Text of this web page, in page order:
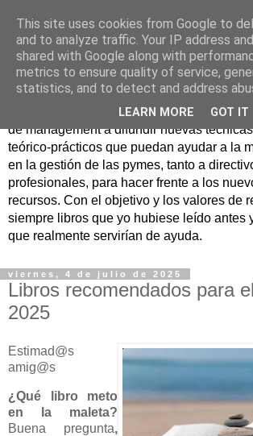
Nuevo Viernes -
Libro
Nace con la misión de ayudar mediante la
de management a difundir nuevas
teórico-prácticos que puedan ayudar a la
en la gestión de las pymes, tanto a
profesionales, para hacer frente a los
recursos. Con el objetivo y los valores de
siempre libros que yo hubiese leído antes
que realmente servirían de ayuda.
viernes, 4 de julio de 2025
Libros recomendados para
2025
Estimad@s
amig@s
¿Qué libro meto
en la maleta?
Buena pregunta,
This site uses cookies from Google to
and to analyze traffic. Your IP address
shared with Google along with
metrics to ensure quality of service,
statistics, and to detect and address
LEARN MORE GOT IT